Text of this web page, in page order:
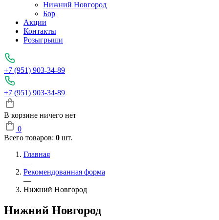
Нижний Новгород
Бор
Акции
Контакты
Розыгрыши
+7 (951) 903-34-89
+7 (951) 903-34-89
В корзине ничего нет
0
Всего товаров: 0 шт.
Главная
—
Рекомендованная форма
—
Нижний Новгород
Нижний Новгород